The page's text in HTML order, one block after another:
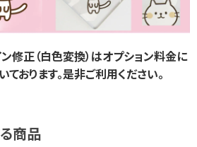
正（白色変換）はオプション料金に
おります。是非ご利用ください。
商品